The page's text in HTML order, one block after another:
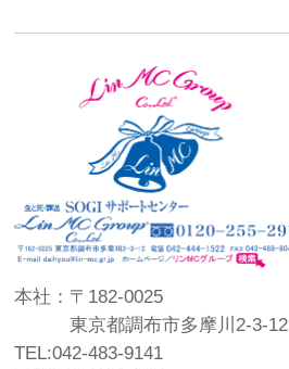
本社：〒182-0025
東京都調布市多摩川2-3-12
TEL:042-483-9141